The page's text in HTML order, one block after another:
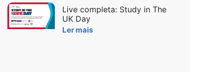
Live completa: Study in The
UK Day
Ler mais